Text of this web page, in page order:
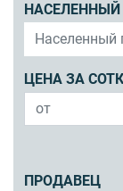
ЦЕНА ЗА
ПРОДАВЕЦ